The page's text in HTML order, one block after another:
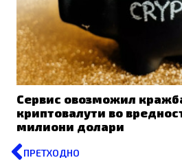
Сервис овозможил
криптовалути во
милиони долари
Prev
ПРЕТХОДНО